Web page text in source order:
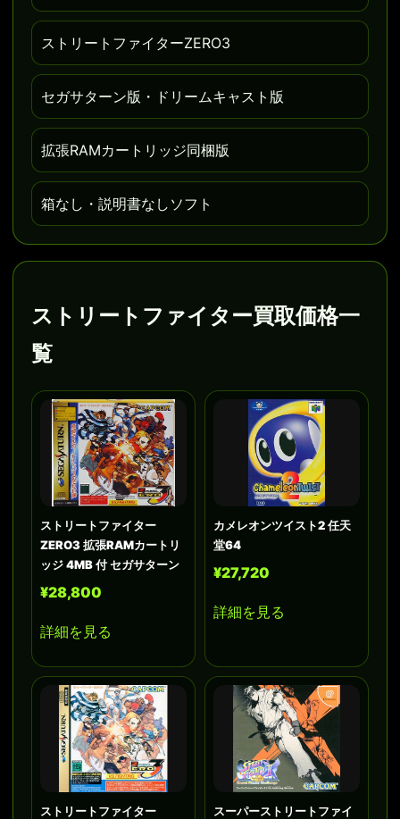
ストリートファイターZERO3
セガサターン版・ドリームキャスト版
拡張RAMカートリッジ同梱版
箱なし・説明書なしソフト
ストリートファイター買取価格一
覧
ストリートファイター
ZERO3 拡張RAMカートリ
ッジ 4MB 付 セガサターン
¥28,800
詳細を見る
カメレオンツイスト2 任天
堂64
¥27,720
詳細を見る
ストリートファイター
スーパーストリートファイ